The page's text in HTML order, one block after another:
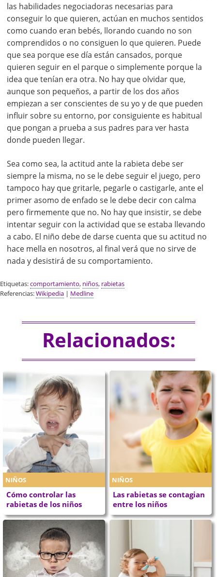
las habilidades negociadoras necesarias para
conseguir lo que quieren, actúan en muchos sentidos
como cuando eran bebés, llorando cuando no son
comprendidos o no consiguen lo que quieren. Puede
que sea porque ese día están cansados, porque
quieren seguir en el parque o simplemente porque la
idea que tenían era otra. No hay que olvidar que,
aunque son pequeños, a partir de los dos años
empiezan a ser conscientes de su yo y de que pueden
influir sobre su entorno, por consiguiente es habitual
que pongan a prueba a sus padres para ver hasta
donde pueden llegar.
Sea como sea, la actitud ante la rabieta debe ser
siempre la misma, no se le debe seguir el juego, pero
tampoco hay que gritarle, pegarle o castigarle, ante el
primer asomo de enfado se le debe decir con calma
pero firmemente que no. No hay que insistir, se debe
intentar seguir con la actividad que se estaba llevando
a cabo. El niño debe de darse cuenta que su actitud no
hace mella en nosotros, al final verá que no sirve de
nada y desistirá de su comportamiento.
Etiquetas:comportamiento, niños, rabietas
Referencias:Wikipedia | Medline
Relacionados:
NIÑOS
Cómo controlar las
rabietas de los niños
NIÑOS
Las rabietas se contagian
entre los niños